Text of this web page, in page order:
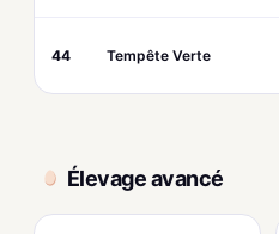
44 Tempête Verte
Élevage avancé